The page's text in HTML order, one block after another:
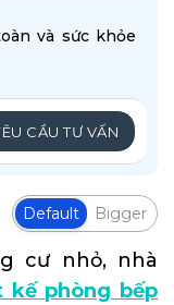
và sức khỏe
CẦU TƯ VẤN
Default Bigger
cư nhỏ, nhà
kế phòng bếp